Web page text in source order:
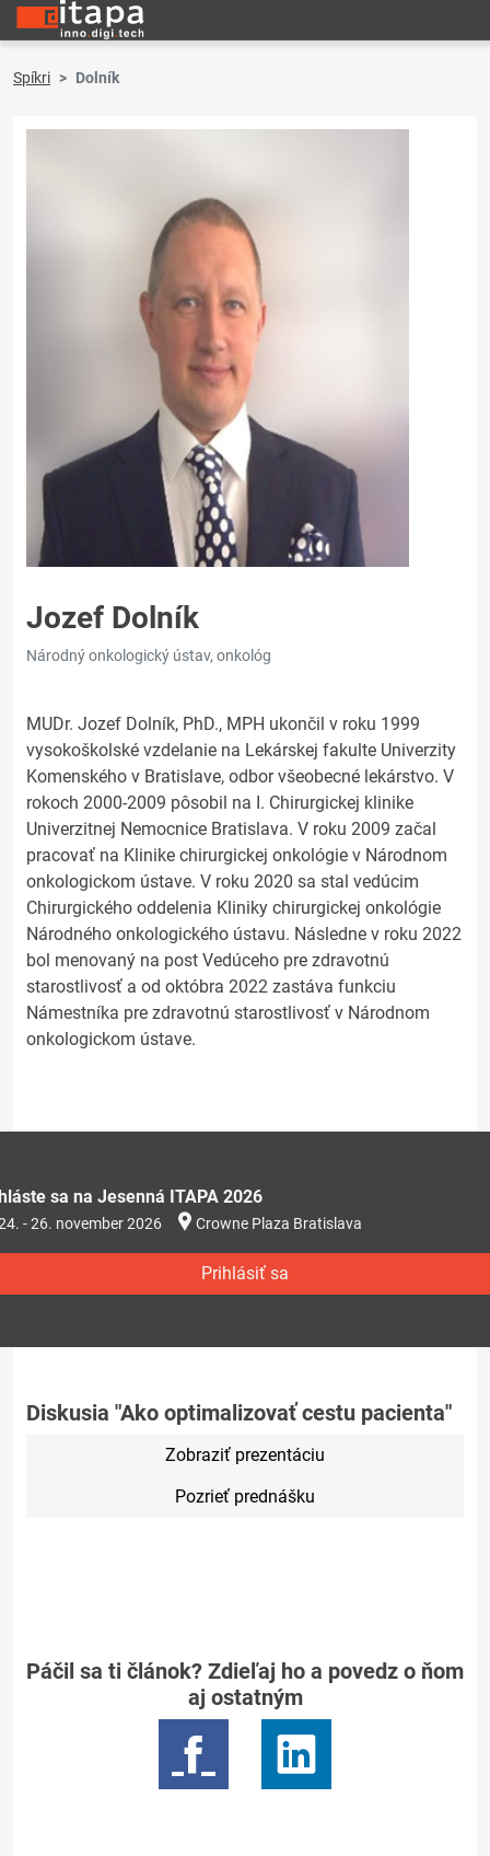
Spíkri Dolník
Jozef Dolník
Národný onkologický ústav, onkológ
MUDr. Jozef Dolník, PhD., MPH ukončil v roku 1999
vysokoškolské vzdelanie na Lekárskej fakulte Univerzity
Komenského v Bratislave, odbor všeobecné lekárstvo. V
rokoch 2000-2009 pôsobil na I. Chirurgickej klinike
Univerzitnej Nemocnice Bratislava. V roku 2009 začal
pracovať na Klinike chirurgickej onkológie v Národnom
onkologickom ústave. V roku 2020 sa stal vedúcim
Chirurgického oddelenia Kliniky chirurgickej onkológie
Národného onkologického ústavu. Následne v roku 2022
bol menovaný na post Vedúceho pre zdravotnú
starostlivosť a od októbra 2022 zastáva funkciu
Námestníka pre zdravotnú starostlivosť v Národnom
onkologickom ústave.
sa na Jesenná ITAPA 2026
- 26. november 2026 Crowne Plaza Bratislava
Prihlásiť sa
Diskusia "Ako optimalizovať cestu pacienta"
Zobraziť prezentáciu
Pozrieť prednášku
Páčil sa ti článok? Zdieľaj ho a povedz o ňom
aj ostatným